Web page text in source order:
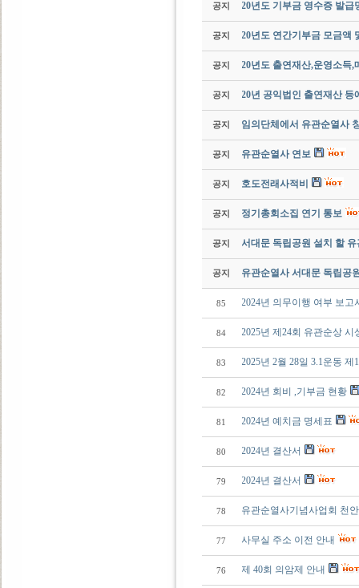
공지 20년도 기부금 영수증 발급
공지 20년도 연간기부금 모금액
공지 20년도 출연재산,운영소득
공지 20년 공익법인 출연재산 등
공지 임의단체에서 유관순열사
공지 유관순열사 연보
공지 호도전래사적비
공지 정기총회소집 연기 통보
공지 서대문 독립공원 설치 할
공지 유관순열사 서대문 독립공
85 2024년 의무이행 여부 보고
84 2025년 제24회 유관순상 시
83 2025년 2월 28일 3.1운동
82 2024년 회비 ,기부금 현황
81 2024년 예치금 명세표
80 2024년 결산서
79 2024년 결산서
78 유관순열사기념사업회 천
77 사무실 주소 이전 안내
76 제 40회 의암제 안내